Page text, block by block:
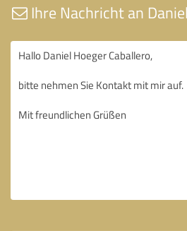
Ihre Nachricht an